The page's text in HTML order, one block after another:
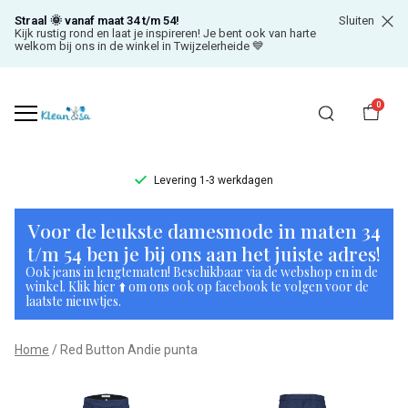
Straal 🌞 vanaf maat 34 t/m 54!
Kijk rustig rond en laat je inspireren! Je bent ook van harte
welkom bij ons in de winkel in Twijzelerheide 💙
Sluiten
0
Levering 1-3 werkdagen
Red
Button
Andie
punta
-
Voor de leukste damesmode in maten 34
t/m 54 ben je bij ons aan het juiste adres!
Ook jeans in lengtematen! Beschikbaar via de webshop en in de
winkel. Klik hier ⬆️ om ons ook op facebook te volgen voor de
laatste nieuwtjes.
Home Red Button Andie punta